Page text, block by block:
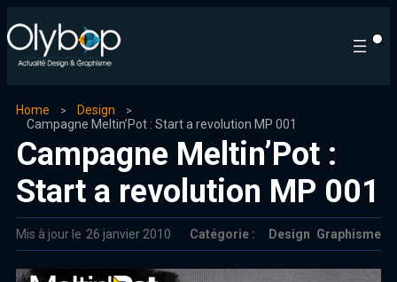
Home
Design
Campagne Meltin’Pot : Start a revolution MP 001
Campagne Meltin’Pot :
Start a revolution MP 001
Mis à jour le 26 janvier 2010 Catégorie : Design Graphisme